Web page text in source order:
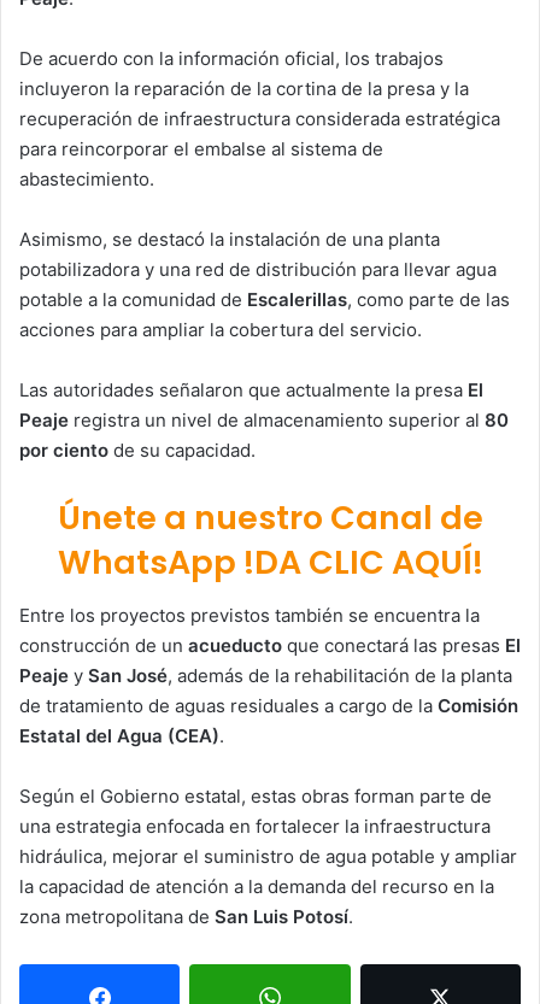
De acuerdo con la información oficial, los trabajos
incluyeron la reparación de la cortina de la presa y la
recuperación de infraestructura considerada estratégica
para reincorporar el embalse al sistema de
abastecimiento.
Asimismo, se destacó la instalación de una planta
potabilizadora y una red de distribución para llevar agua
potable a la comunidad de Escalerillas, como parte de las
acciones para ampliar la cobertura del servicio.
Las autoridades señalaron que actualmente la presa El
Peaje registra un nivel de almacenamiento superior al 80
por ciento de su capacidad.
Únete a nuestro Canal de
WhatsApp !DA CLIC AQUÍ!
Entre los proyectos previstos también se encuentra la
construcción de un acueducto que conectará las presas El
Peaje y San José, además de la rehabilitación de la planta
de tratamiento de aguas residuales a cargo de la Comisión
Estatal del Agua (CEA).
Según el Gobierno estatal, estas obras forman parte de
una estrategia enfocada en fortalecer la infraestructura
hidráulica, mejorar el suministro de agua potable y ampliar
la capacidad de atención a la demanda del recurso en la
zona metropolitana de San Luis Potosí.